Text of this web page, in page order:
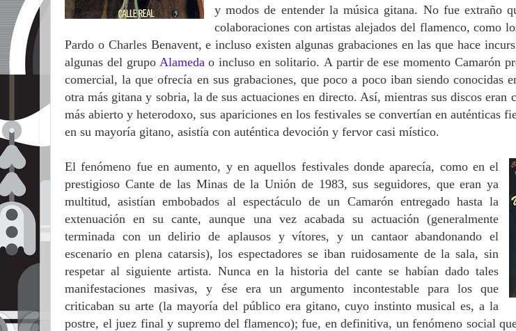
y modos de entender la música gitana. No fue extraño
colaboraciones con artistas alejados del flamenco, como
Pardo o Charles Benavent, e incluso existen algunas grabaciones en las que hace
algunas del grupo Alamedao incluso en solitario. A partir de ese momento Camarón
comercial, la que ofrecía en sus grabaciones, que poco a poco iban siendo conocidas
otra más gitana y sobria, la de sus actuaciones en directo. Así, mientras sus discos eran
más abierto y heterodoxo, sus apariciones en los festivales se convertían en auténticas
en su mayoría gitano, asistía con auténtica devoción y fervor casi místico.
El fenómeno fue en aumento, y en aquellos festivales donde aparecía, como en el
prestigioso Cante de las Minas de la Unión de 1983, sus seguidores, que eran ya
multitud, asistían embobados al espectáculo de un Camarón entregado hasta la
extenuación en su cante, aunque una vez acabada su actuación (generalmente
terminada con un delirio de aplausos y vítores, y un cantaor abandonando el
escenario en plena catarsis), los espectadores se iban ruidosamente de la sala, sin
respetar al siguiente artista. Nunca en la historia del cante se habían dado tales
manifestaciones masivas, y ése era un argumento incontestable para los que
criticaban su arte (la mayoría del público era gitano, cuyo instinto musical es, a la
postre, el juez final y supremo del flamenco); fue, en definitiva, un fenómeno social